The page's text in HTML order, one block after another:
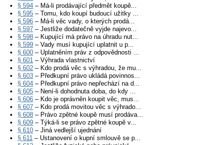
§ 594 – Má-li prodávající předmět koupě...
§ 595 – Tomu, kdo koupí budoucí užitky ...
§ 596 – Má-li věc vady, o kterých prodá...
§ 597 – Jestliže dodatečně vyjde najevo...
§ 598 – Kupující má právo na úhradu nut...
§ 599 – Vady musí kupující uplatnit u p...
§ 600 – Uplatněním práv z odpovědnosti ...
§ 601 – Výhrada vlastnictví
§ 602 – Kdo prodá věc s výhradou, že mu...
§ 603 – Předkupní právo ukládá povinnos...
§ 604 – Předkupní právo nepřechází na d...
§ 605 – Není-li dohodnuta doba, do kdy ...
§ 606 – Kdo je oprávněn koupit věc, mus...
§ 607 – Kdo prodá movitou věc s výhrado...
§ 608 – Právo zpětné koupě musí prodáva...
§ 609 – Týká-li se právo zpětné koupě v...
§ 610 – Jiná vedlejší ujednání
§ 611 – Ustanovení o kupní smlouvě se p...